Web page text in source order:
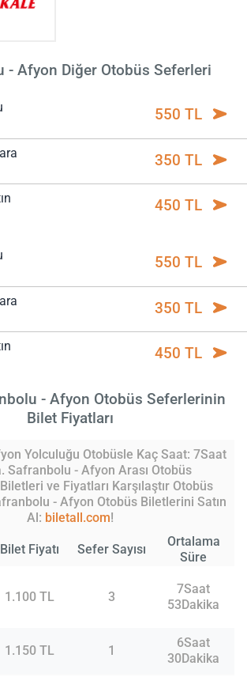
- Afyon Diğer Otobüs Seferleri
550 TL
350 TL
450 TL
550 TL
350 TL
450 TL
- Afyon Otobüs Seferlerinin
Bilet Fiyatları
Yolculuğu Otobüsle Kaç Saat: 7Saat
Safranbolu - Afyon Arası Otobüs
ve Fiyatları Karşılaştır Otobüs
- Afyon Otobüs Biletlerini Satın
Al: biletall.com!
Bilet Fiyatı Sefer Sayısı
Ortalama
Süre
1.100 TL 3
7Saat
53Dakika
1.150 TL 1
6Saat
30Dakika